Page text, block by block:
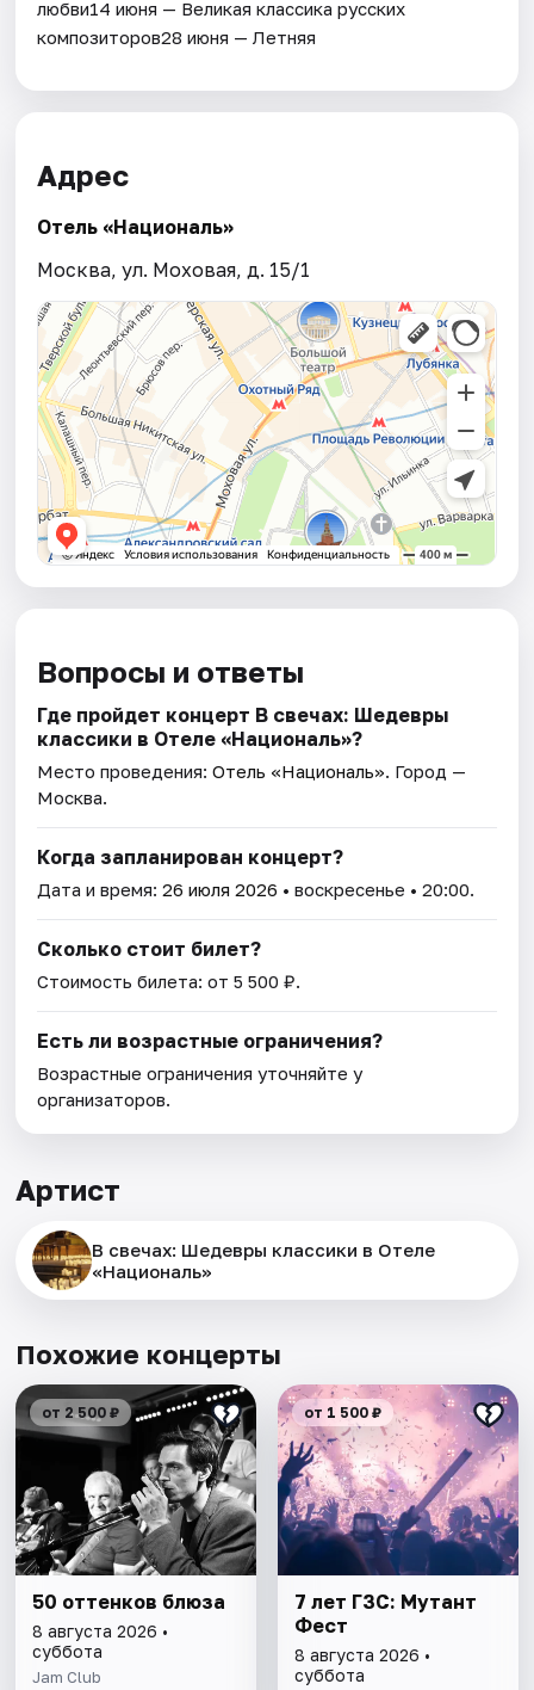
любви14 июня — Великая классика русских
композиторов28 июня — Летняя
Адрес
Отель «Националь»
Москва, ул. Моховая, д. 15/1
Вопросы и ответы
Где пройдет концерт В свечах: Шедевры
классики в Отеле «Националь»?
Место проведения:Отель «Националь». Город —
Москва.
Когда запланирован концерт?
Дата и время:26 июля 2026 • воскресенье • 20:00.
Сколько стоит билет?
Стоимость билета: от 5 500 ₽.
Есть ли возрастные ограничения?
Возрастные ограничения уточняйте у
организаторов.
Артист
В свечах: Шедевры классики в Отеле
«Националь»
Похожие концерты
от 2 500 ₽
50 оттенков блюза
8 августа 2026 •
суббота
Jam Club
от 1 500 ₽
7 лет ГЗС: Мутант
Фест
8 августа 2026 •
суббота